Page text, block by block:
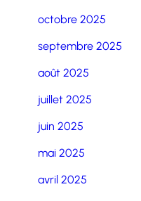
octobre 2025
septembre 2025
août 2025
juillet 2025
juin 2025
mai 2025
avril 2025